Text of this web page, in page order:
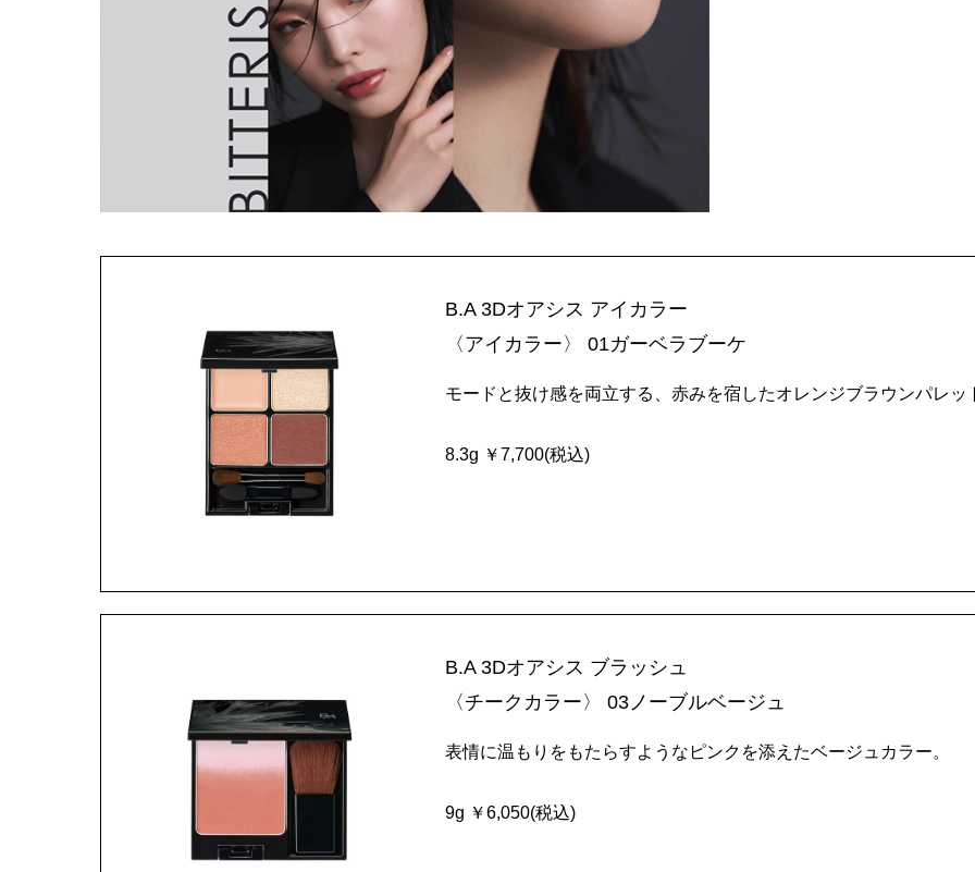
B.A 3Dオアシス アイカラー
〈アイカラー〉 01ガーベラブーケ
モードと抜け感を両立する、赤みを宿したオレンジブラウンパレッ
8.3g ￥7,700(税込)
B.A 3Dオアシス ブラッシュ
〈チークカラー〉 03ノーブルベージュ
表情に温もりをもたらすようなピンクを添えたベージュカラー。
9g ￥6,050(税込)